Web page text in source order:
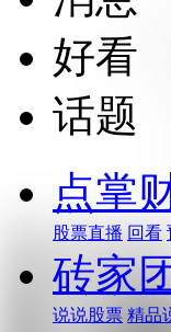
好看
话题
点掌
股票直播 回看
砖家
说说股票 精品